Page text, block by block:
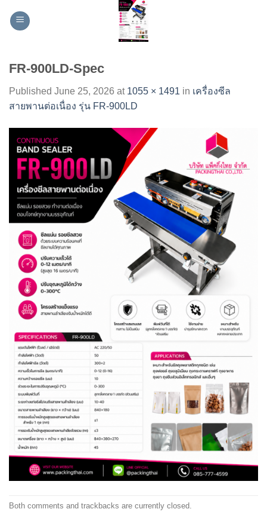
FR-900LD-Spec
Published June 25, 2026 at 1055 × 1491 in เครื่องซีล
สายพานต่อเนื่อง รุ่น FR-900LD
Both comments and trackbacks are currently closed.